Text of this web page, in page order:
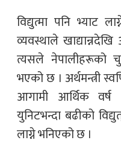
विद्युत्मा पनि भ्याट
व्यवस्थाले
त्यसले नेपालीहरूको
भएको छ । अर्थमन्त्री
आगामी आर्थिक
युनिटभन्दा बढीको
लाग्ने भनिएको छ ।